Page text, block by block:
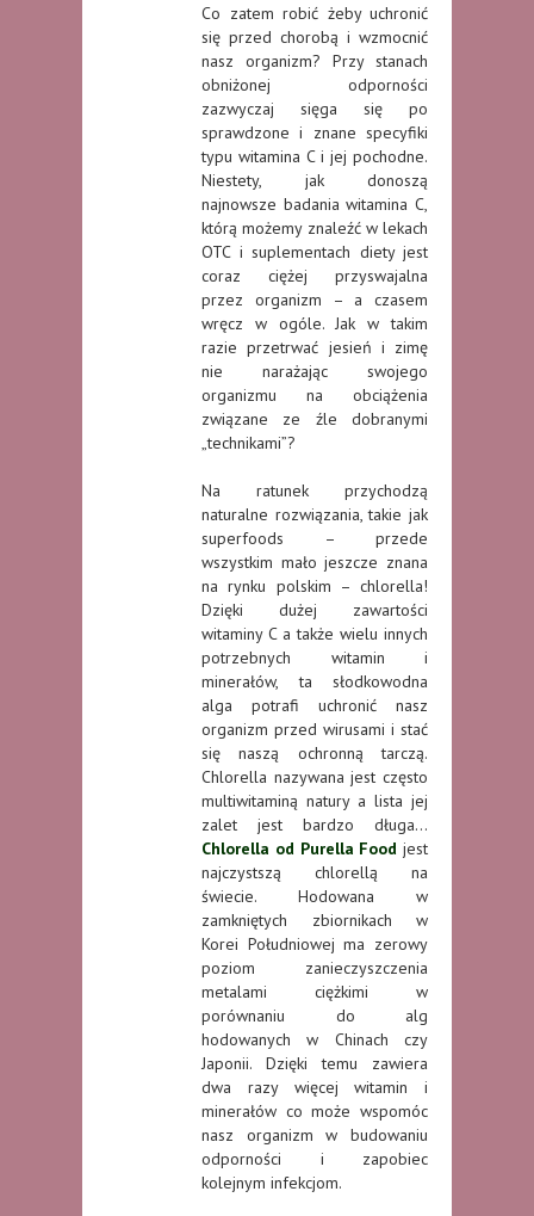
Co zatem robić żeby uchronić
się przed chorobą i wzmocnić
nasz organizm? Przy stanach
obniżonej odporności
zazwyczaj sięga się po
sprawdzone i znane specyfiki
typu witamina C i jej pochodne.
Niestety, jak donoszą
najnowsze badania witamina C,
którą możemy znaleźć w lekach
OTC i suplementach diety jest
coraz ciężej przyswajalna
przez organizm – a czasem
wręcz w ogóle. Jak w takim
razie przetrwać jesień i zimę
nie narażając swojego
organizmu na obciążenia
związane ze źle dobranymi
„technikami”?
Na ratunek przychodzą
naturalne rozwiązania, takie jak
superfoods – przede
wszystkim mało jeszcze znana
na rynku polskim – chlorella!
Dzięki dużej zawartości
witaminy C a także wielu innych
potrzebnych witamin i
minerałów, ta słodkowodna
alga potrafi uchronić nasz
organizm przed wirusami i stać
się naszą ochronną tarczą.
Chlorella nazywana jest często
multiwitaminą natury a lista jej
zalet jest bardzo długa…
Chlorella od Purella Food jest
najczystszą chlorellą na
świecie. Hodowana w
zamkniętych zbiornikach w
Korei Południowej ma zerowy
poziom zanieczyszczenia
metalami ciężkimi w
porównaniu do alg
hodowanych w Chinach czy
Japonii. Dzięki temu zawiera
dwa razy więcej witamin i
minerałów co może wspomóc
nasz organizm w budowaniu
odporności i zapobiec
kolejnym infekcjom.